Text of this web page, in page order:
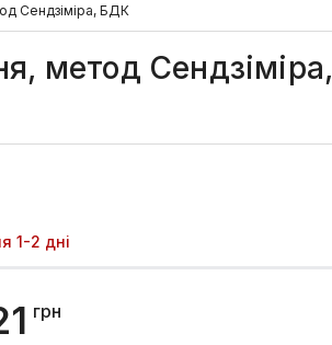
Сендзіміра, БДК
метод Сендзіміра,
1-2 дні
грн